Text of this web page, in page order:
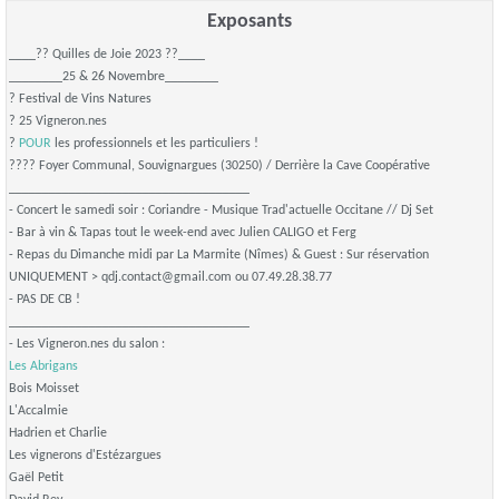
Exposants
____?? Quilles de Joie 2023 ??____
________25 & 26 Novembre________
? Festival de Vins Natures
? 25 Vigneron.nes
? POUR les professionnels et les particuliers !
???? Foyer Communal, Souvignargues (30250) / Derrière la Cave Coopérative
- Concert le samedi soir : Coriandre - Musique Trad'actuelle Occitane // Dj Set
- Bar à vin & Tapas tout le week-end avec Julien CALIGO et Ferg
- Repas du Dimanche midi par La Marmite (Nîmes) & Guest : Sur réservation
UNIQUEMENT > qdj.contact@gmail.com ou 07.49.28.38.77
- PAS DE CB !
- Les Vigneron.nes du salon :
Les Abrigans
Bois Moisset
L'Accalmie
Hadrien et Charlie
Les vignerons d'Estézargues
Gaël Petit